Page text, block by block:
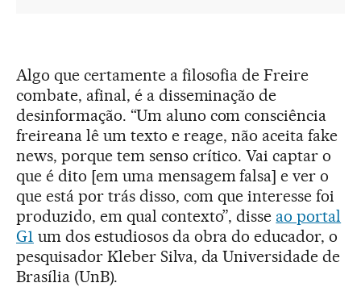
Algo que certamente a filosofia de Freire
combate, afinal, é a disseminação de
desinformação. “Um aluno com consciência
freireana lê um texto e reage, não aceita fake
news, porque tem senso crítico. Vai captar o
que é dito [em uma mensagem falsa] e ver o
que está por trás disso, com que interesse foi
produzido, em qual contexto”, disse ao portal
G1 um dos estudiosos da obra do educador, o
pesquisador Kleber Silva, da Universidade de
Brasília (UnB).